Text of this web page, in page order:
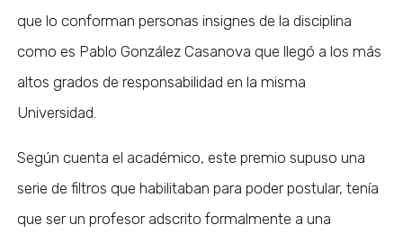
que lo conforman personas insignes de la disciplina
como es Pablo González Casanova que llegó a los más
altos grados de responsabilidad en la misma
Universidad.
Según cuenta el académico, este premio supuso una
serie de filtros que habilitaban para poder postular, tenía
que ser un profesor adscrito formalmente a una